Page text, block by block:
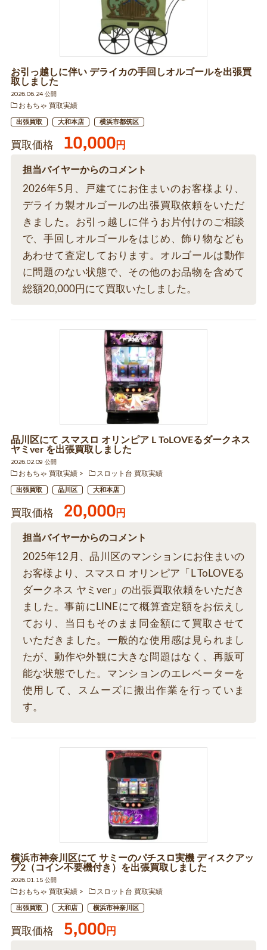
お引っ越しに伴い デライカの手回しオルゴールを出張買
取しました
2026.06.24 公開
おもちゃ 買取実績
出張買取 大和本店 横浜市都筑区
買取価格 10,000円
担当バイヤーからのコメント
2026年5月、戸建てにお住まいのお客様より、
デライカ製オルゴールの出張買取依頼をいただ
きました。お引っ越しに伴うお片付けのご相談
で、手回しオルゴールをはじめ、飾り物なども
あわせて査定しております。オルゴールは動作
に問題のない状態で、その他のお品物を含めて
総額20,000円にて買取いたしました。
品川区にて スマスロ オリンピア L ToLOVEるダークネス
ヤミver を出張買取しました
2026.02.09 公開
おもちゃ 買取実績
スロット台 買取実績
出張買取 品川区 大和本店
買取価格 20,000円
担当バイヤーからのコメント
2025年12月、品川区のマンションにお住まいの
お客様より、スマスロ オリンピア「L ToLOVEる
ダークネス ヤミver」の出張買取依頼をいただき
ました。事前にLINEにて概算査定額をお伝えし
ており、当日もそのまま同金額にて買取させて
いただきました。一般的な使用感は見られまし
たが、動作や外観に大きな問題はなく、再販可
能な状態でした。マンションのエレベーターを
使用して、スムーズに搬出作業を行っていま
す。
横浜市神奈川区にて サミーのパチスロ実機 ディスクアッ
プ2（コイン不要機付き）を出張買取しました
2026.01.15 公開
おもちゃ 買取実績
スロット台 買取実績
出張買取 大和店 横浜市神奈川区
買取価格 5,000円